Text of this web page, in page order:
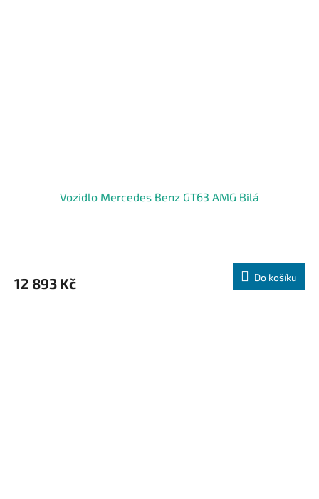
Vozidlo Mercedes Benz GT63 AMG Bílá
12 893 Kč Do košíku